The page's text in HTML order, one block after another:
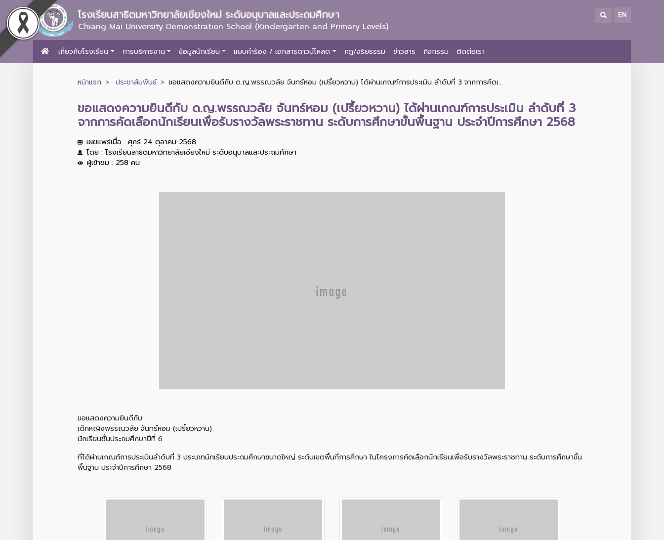
โรงเรียนสาธิตมหาวิทยาลัยเชียงใหม่ ระดับอนุบาลและประถมศึกษา
Chiang Mai University Demonstration School (Kindergarten and Primary Levels)
EN
เกี่ยวกับโรงเรียน การบริหารงาน ข้อมูลนักเรียน แบบคำร้อง / เอกสารดาวน์โหลด กฎ/จริยธรรม ข่าวสาร กิจกรรม ติดต่อเรา
หน้าแรก ประชาสัมพันธ์ ขอแสดงความยินดีกับ ด.ญ.พรรณวลัย จันทร์หอม (เปรี้ยวหวาน) ได้ผ่านเกณฑ์การประเมิน ลำดับที่ 3 จากการคัดเ...
ขอแสดงความยินดีกับ ด.ญ.พรรณวลัย จันทร์หอม (เปรี้ยวหวาน) ได้ผ่านเกณฑ์การประเมิน ลำดับที่ 3
จากการคัดเลือกนักเรียนเพื่อรับรางวัลพระราชทาน ระดับการศึกษาขั้นพื้นฐาน ประจำปีการศึกษา 2568
เผยแพร่เมื่อ : ศุกร์ 24 ตุลาคม 2568
โดย : โรงเรียนสาธิตมหาวิทยาลัยเชียงใหม่ ระดับอนุบาลและประถมศึกษา
ผู้เข้าชม : 258 คน
ขอแสดงความยินดีกับ
เด็กหญิงพรรณวลัย จันทร์หอม (เปรี้ยวหวาน)
นักเรียนชั้นประถมศึกษาปีที่ 6
ที่ได้ผ่านเกณฑ์การประเมินลำดับที่ 3 ประเภทนักเรียนประถมศึกษาขนาดใหญ่ ระดับเขตพื้นที่การศึกษา ในโครงการคัดเลือกนักเรียนเพื่อรับรางวัลพระราชทาน ระดับการศึกษาขั้น
พื้นฐาน ประจำปีการศึกษา 2568